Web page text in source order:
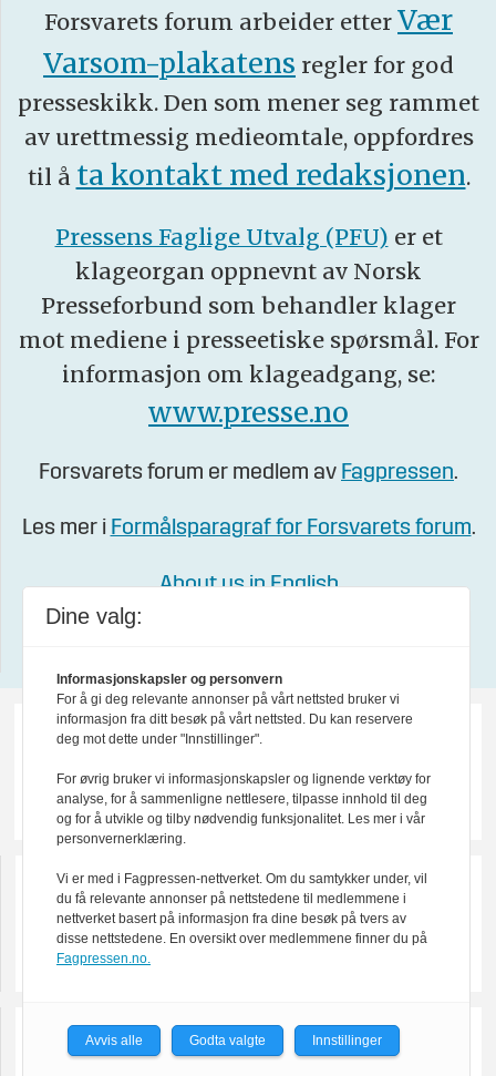
Forsvarets forum arbeider etter Vær
Varsom-plakatens regler for god
presseskikk. Den som mener seg rammet
av urettmessig medieomtale, oppfordres
til å ta kontakt med redaksjonen.
Pressens Faglige Utvalg (PFU) er et
klageorgan oppnevnt av Norsk
Presseforbund som behandler klager
mot mediene i presseetiske spørsmål. For
informasjon om klageadgang, se:
www.presse.no
Forsvarets forum er medlem av Fagpressen.
Les mer i Formålsparagraf for Forsvarets forum.
About us in English
Dine valg:
Informasjonskapsler og personvern
For å gi deg relevante annonser på vårt nettsted bruker vi
informasjon fra ditt besøk på vårt nettsted. Du kan reservere
deg mot dette under "Innstillinger".
For øvrig bruker vi informasjonskapsler og lignende verktøy for
analyse, for å sammenligne nettlesere, tilpasse innhold til deg
og for å utvikle og tilby nødvendig funksjonalitet. Les mer i vår
personvernerklæring.
Vi er med i Fagpressen-nettverket. Om du samtykker under, vil
du få relevante annonser på nettstedene til medlemmene i
nettverket basert på informasjon fra dine besøk på tvers av
disse nettstedene. En oversikt over medlemmene finner du på
Fagpressen.no.
Avvis alle Godta valgte Innstillinger